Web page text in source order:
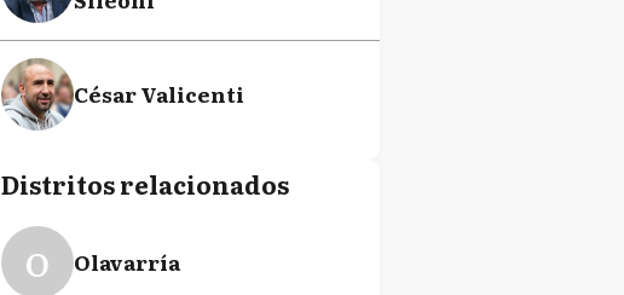
César Valicenti
Distritos relacionados
O Olavarría